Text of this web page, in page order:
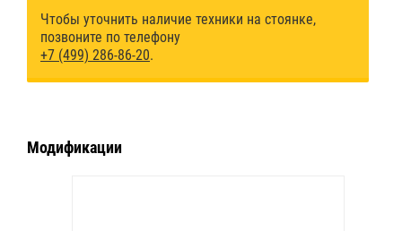
Чтобы уточнить наличие техники на стоянке,
позвоните по телефону
+7 (499) 286-86-20.
Модификации